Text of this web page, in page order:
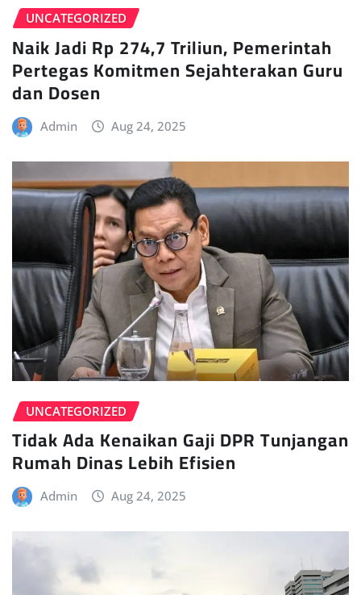
UNCATEGORIZED
Naik Jadi Rp 274,7 Triliun, Pemerintah
Pertegas Komitmen Sejahterakan Guru
dan Dosen
Admin Aug 24, 2025
UNCATEGORIZED
Tidak Ada Kenaikan Gaji DPR Tunjangan
Rumah Dinas Lebih Efisien
Admin Aug 24, 2025